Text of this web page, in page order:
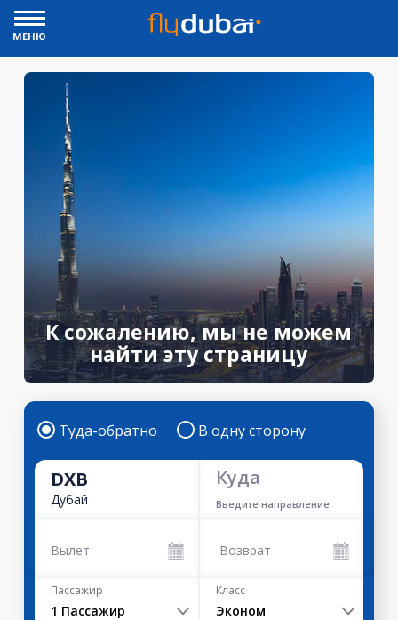
МЕНЮ
К сожалению, мы не можем
найти эту страницу
Туда-обратно В одну сторону
DXB
Дубай
Куда
Введите направление
Вылет Возврат
Пассажир
1 Пассажир
Класс
Эконом